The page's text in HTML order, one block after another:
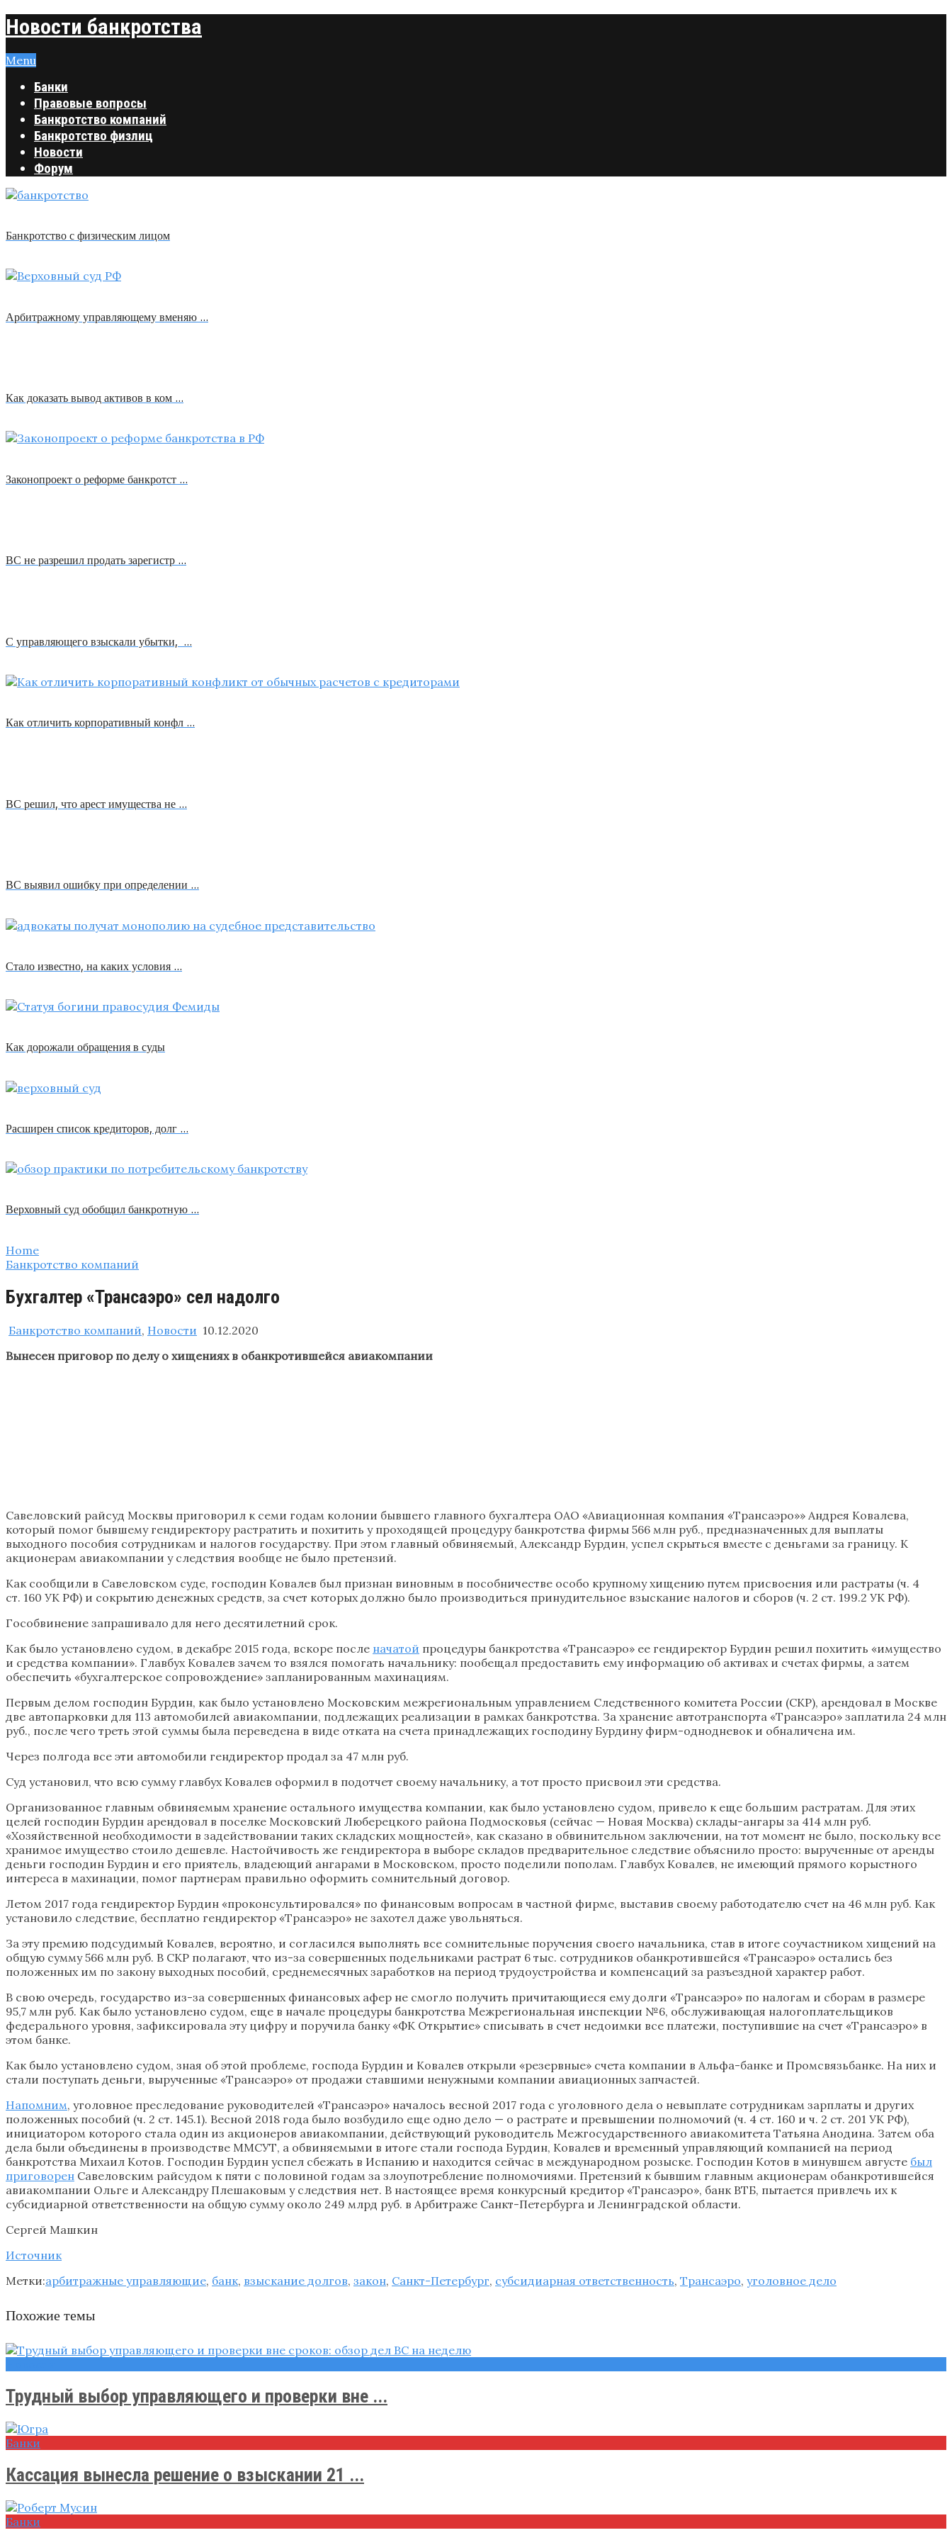
Новости банкротства
Menu
Банки
Правовые вопросы
Банкротство компаний
Банкротство физлиц
Новости
Форум
Банкротство с физическим лицом
Арбитражному управляющему вменяю …
Как доказать вывод активов в ком …
Законопроект о реформе банкротст …
ВС не разрешил продать зарегистр …
С управляющего взыскали убытки, …
Как отличить корпоративный конфл …
ВС решил, что арест имущества не …
ВС выявил ошибку при определении …
Стало известно, на каких условия …
Как дорожали обращения в суды
Расширен список кредиторов, долг …
Верховный суд обобщил банкротную …
Home
Банкротство компаний
Бухгалтер «Трансаэро» сел надолго
Банкротство компаний, Новости 10.12.2020
Вынесен приговор по делу о хищениях в обанкротившейся авиакомпании
Савеловский райсуд Москвы приговорил к семи годам колонии бывшего главного бухгалтера ОАО «Авиационная компания «Трансаэро»» Андрея Ковалева,
который помог бывшему гендиректору растратить и похитить у проходящей процедуру банкротства фирмы 566 млн руб., предназначенных для выплаты
выходного пособия сотрудникам и налогов государству. При этом главный обвиняемый, Александр Бурдин, успел скрыться вместе с деньгами за границу. К
акционерам авиакомпании у следствия вообще не было претензий.
Как сообщили в Савеловском суде, господин Ковалев был признан виновным в пособничестве особо крупному хищению путем присвоения или растраты (ч. 4
ст. 160 УК РФ) и сокрытию денежных средств, за счет которых должно было производиться принудительное взыскание налогов и сборов (ч. 2 ст. 199.2 УК РФ).
Гособвинение запрашивало для него десятилетний срок.
Как было установлено судом, в декабре 2015 года, вскоре после начатой процедуры банкротства «Трансаэро» ее гендиректор Бурдин решил похитить «имущество
и средства компании». Главбух Ковалев зачем то взялся помогать начальнику: пообещал предоставить ему информацию об активах и счетах фирмы, а затем
обеспечить «бухгалтерское сопровождение» запланированным махинациям.
Первым делом господин Бурдин, как было установлено Московским межрегиональным управлением Следственного комитета России (СКР), арендовал в Москве
две автопарковки для 113 автомобилей авиакомпании, подлежащих реализации в рамках банкротства. За хранение автотранспорта «Трансаэро» заплатила 24 млн
руб., после чего треть этой суммы была переведена в виде отката на счета принадлежащих господину Бурдину фирм-однодневок и обналичена им.
Через полгода все эти автомобили гендиректор продал за 47 млн руб.
Суд установил, что всю сумму главбух Ковалев оформил в подотчет своему начальнику, а тот просто присвоил эти средства.
Организованное главным обвиняемым хранение остального имущества компании, как было установлено судом, привело к еще большим растратам. Для этих
целей господин Бурдин арендовал в поселке Московский Люберецкого района Подмосковья (сейчас — Новая Москва) склады-ангары за 414 млн руб.
«Хозяйственной необходимости в задействовании таких складских мощностей», как сказано в обвинительном заключении, на тот момент не было, поскольку все
хранимое имущество стоило дешевле. Настойчивость же гендиректора в выборе складов предварительное следствие объяснило просто: вырученные от аренды
деньги господин Бурдин и его приятель, владеющий ангарами в Московском, просто поделили пополам. Главбух Ковалев, не имеющий прямого корыстного
интереса в махинации, помог партнерам правильно оформить сомнительный договор.
Летом 2017 года гендиректор Бурдин «проконсультировался» по финансовым вопросам в частной фирме, выставив своему работодателю счет на 46 млн руб. Как
установило следствие, бесплатно гендиректор «Трансаэро» не захотел даже увольняться.
За эту премию подсудимый Ковалев, вероятно, и согласился выполнять все сомнительные поручения своего начальника, став в итоге соучастником хищений на
общую сумму 566 млн руб. В СКР полагают, что из-за совершенных подельниками растрат 6 тыс. сотрудников обанкротившейся «Трансаэро» остались без
положенных им по закону выходных пособий, среднемесячных заработков на период трудоустройства и компенсаций за разъездной характер работ.
В свою очередь, государство из-за совершенных финансовых афер не смогло получить причитающиеся ему долги «Трансаэро» по налогам и сборам в размере
95,7 млн руб. Как было установлено судом, еще в начале процедуры банкротства Межрегиональная инспекции №6, обслуживающая налогоплательщиков
федерального уровня, зафиксировала эту цифру и поручила банку «ФК Открытие» списывать в счет недоимки все платежи, поступившие на счет «Трансаэро» в
этом банке.
Как было установлено судом, зная об этой проблеме, господа Бурдин и Ковалев открыли «резервные» счета компании в Альфа-банке и Промсвязьбанке. На них и
стали поступать деньги, вырученные «Трансаэро» от продажи ставшими ненужными компании авиационных запчастей.
Напомним, уголовное преследование руководителей «Трансаэро» началось весной 2017 года с уголовного дела о невыплате сотрудникам зарплаты и других
положенных пособий (ч. 2 ст. 145.1). Весной 2018 года было возбудило еще одно дело — о растрате и превышении полномочий (ч. 4 ст. 160 и ч. 2 ст. 201 УК РФ),
инициатором которого стала один из акционеров авиакомпании, действующий руководитель Межгосударственного авиакомитета Татьяна Анодина. Затем оба
дела были объединены в производстве ММСУТ, а обвиняемыми в итоге стали господа Бурдин, Ковалев и временный управляющий компанией на период
банкротства Михаил Котов. Господин Бурдин успел сбежать в Испанию и находится сейчас в международном розыске. Господин Котов в минувшем августе был
приговорен Савеловским райсудом к пяти с половиной годам за злоупотребление полномочиями. Претензий к бывшим главным акционерам обанкротившейся
авиакомпании Ольге и Александру Плешаковым у следствия нет. В настоящее время конкурсный кредитор «Трансаэро», банк ВТБ, пытается привлечь их к
субсидиарной ответственности на общую сумму около 249 млрд руб. в Арбитраже Санкт-Петербурга и Ленинградской области.
Сергей Машкин
Источник
Метки:арбитражные управляющие, банк, взыскание долгов, закон, Санкт-Петербург, субсидиарная ответственность, Трансаэро, уголовное дело
Похожие темы
Трудный выбор управляющего и проверки вне ...
Банки
Кассация вынесла решение о взыскании 21 ...
Банки